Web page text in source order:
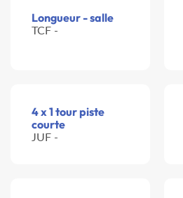
Longueur - salle
TCF -
4 x 1 tour piste
courte
JUF -